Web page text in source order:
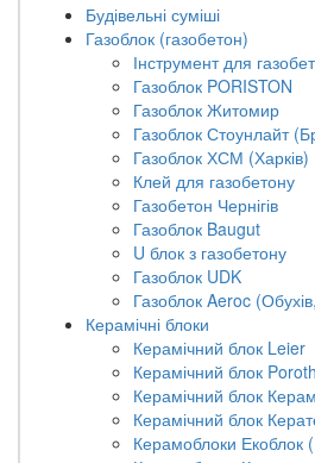
Будівельні суміші
Газоблок (газобетон)
Інструмент для
Газоблок PORISTON
Газоблок Житомир
Газоблок Стоунлайт
Газоблок ХСМ (Харків)
Клей для газобетону
Газобетон Чернігів
Газоблок Baugut
U блок з газобетону
Газоблок UDK
Газоблок Aeroc
Керамічні блоки
Керамічний блок Leier
Керамічний блок
Керамічний блок
Керамічний блок
Керамоблоки Екоблок